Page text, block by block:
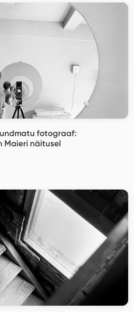
fotograaf:
Maieri näitusel